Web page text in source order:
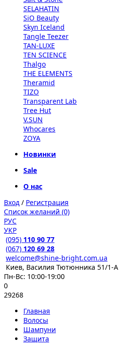
SELAHATIN
SiO Beauty
Skyn Iceland
Tangle Teezer
TAN-LUXE
TEN SCIENCE
Thalgo
THE ELEMENTS
Theramid
TIZO
Transparent Lab
Tree Hut
V.SUN
Whocares
ZOYA
Новинки
Sale
О нас
Вход / Регистрация
Список желаний (0)
РУС
УКР
(095) 110 90 77
(067) 120 69 28
welcome@shine-bright.com.ua
Киев, Василия Тютюнника 51/1-А
Пн-Вс: 10:00-19:00
0
29268
Главная
Волосы
Шампуни
Защита